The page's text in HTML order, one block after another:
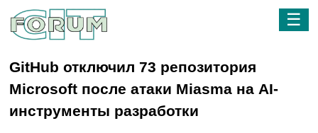
☰
GitHub отключил 73 репозитория
Microsoft после атаки Miasma на AI-
инструменты разработки